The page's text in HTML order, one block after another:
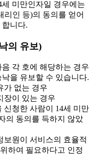
미만인자일 경우에는
리인 등)의 동의를 얻어
니다.
의 유보)
각 호에 해당하는 경우
을 유보할 수 있습니다.
가 없는 경우
장이 있는 경우
신청한 사람이 14세 미만
의 동의를 득하지 않았
보원이 서비스의 효율적
하여 필요하다고 인정